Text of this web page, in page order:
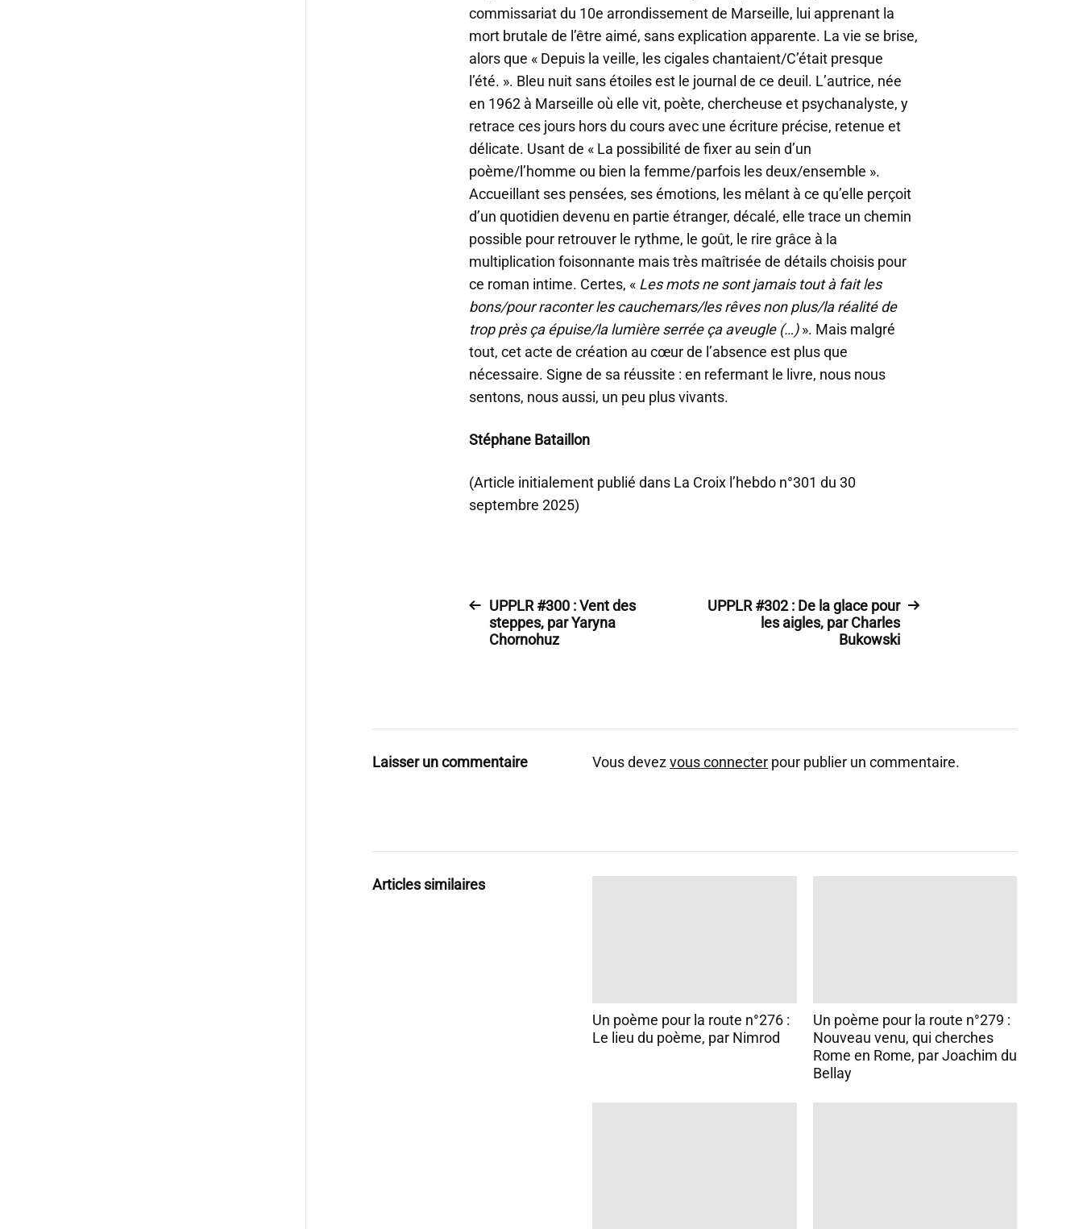
commissariat du 10e arrondissement de Marseille, lui apprenant la
mort brutale de l’être aimé, sans explication apparente. La vie se brise,
alors que « Depuis la veille, les cigales chantaient/C’était presque
l’été. ». Bleu nuit sans étoiles est le journal de ce deuil. L’autrice, née
en 1962 à Marseille où elle vit, poète, chercheuse et psychanalyste, y
retrace ces jours hors du cours avec une écriture précise, retenue et
délicate. Usant de « La possibilité de fixer au sein d’un
poème/l’homme ou bien la femme/parfois les deux/ensemble ».
Accueillant ses pensées, ses émotions, les mêlant à ce qu’elle perçoit
d’un quotidien devenu en partie étranger, décalé, elle trace un chemin
possible pour retrouver le rythme, le goût, le rire grâce à la
multiplication foisonnante mais très maîtrisée de détails choisis pour
ce roman intime. Certes, « Les mots ne sont jamais tout à fait les
bons/pour raconter les cauchemars/les rêves non plus/la réalité de
trop près ça épuise/la lumière serrée ça aveugle (…)». Mais malgré
tout, cet acte de création au cœur de l’absence est plus que
nécessaire. Signe de sa réussite : en refermant le livre, nous nous
sentons, nous aussi, un peu plus vivants.
Stéphane Bataillon
(Article initialement publié dans La Croix l’hebdo n°301 du 30
septembre 2025)
UPPLR #300 : Vent des
steppes, par Yaryna
Chornohuz
UPPLR #302 : De la glace pour
les aigles, par Charles
Bukowski
Laisser un commentaire Vous devezvous connecter pour publier un commentaire.
Articles similaires
Un poème pour la route n°276 :
Le lieu du poème, par Nimrod
Un poème pour la route n°279 :
Nouveau venu, qui cherches
Rome en Rome, par Joachim du
Bellay